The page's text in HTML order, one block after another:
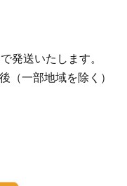
発送いたします。
（一部地域を除く）